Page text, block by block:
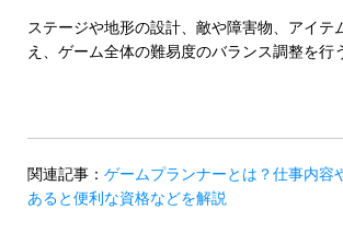
ステージや地形の設計、敵や障害物、アイテ
え、ゲーム全体の難易度のバランス調整を行
関連記事： ゲームプランナーとは？仕事内容
あると便利な資格などを解説